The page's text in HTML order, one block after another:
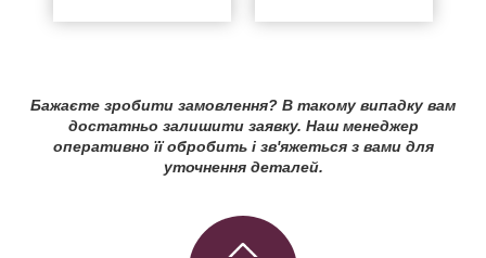
Бажаєте зробити замовлення? В такому випадку вам
достатньо залишити заявку. Наш менеджер
оперативно її обробить і зв'яжеться з вами для
уточнення деталей.